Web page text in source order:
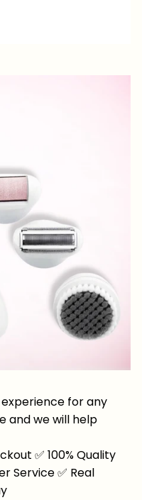
for any
and we will help
✅ 100% Quality
Service✅ Real